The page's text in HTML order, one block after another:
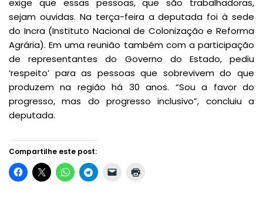
exige que essas pessoas, que são trabalhadoras,
sejam ouvidas. Na terça-feira a deputada foi à sede
do Incra (Instituto Nacional de Colonização e Reforma
Agrária). Em uma reunião também com a participação
de representantes do Governo do Estado, pediu
‘respeito’ para as pessoas que sobrevivem do que
produzem na região há 30 anos. “Sou a favor do
progresso, mas do progresso inclusivo”, concluiu a
deputada.
Compartilhe este post: